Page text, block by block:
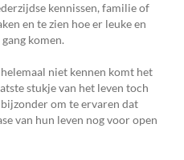
kennissen, familie of
en te zien hoe er leuke en
komen.
niet kennen komt het
stukje van het leven toch
om te ervaren dat
van hun leven nog voor open